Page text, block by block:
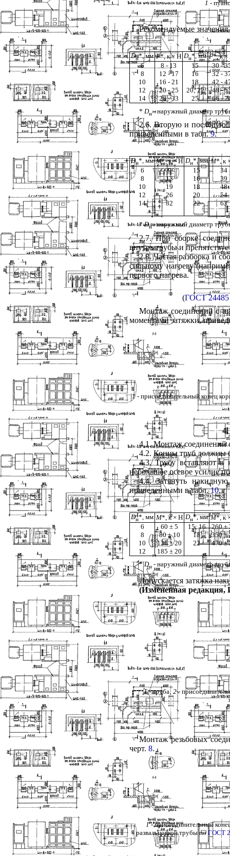
1 -
Рекомендуемые
Dн*, мм F*, к× Н Dн*, мм F*, к×
6
8 - 13 15
30 -
8
12 - 17 16
32 -
10
16 - 21 18
42 -
12
20 - 25 20; 22
48 -
14
28 - 33 25
66 -
* Dн- наружный диаметр
2.6. Вторую и
приведенными в табл.9.
Dн*, мм М*, к×Н Dн*, мм М*, к
6
9 15
34
8
13 16
39
10
19 18
48
12
26 20
54
14
32 22 63
*Dн- наружный диаметр
2.7. При сборке
внутрь трубы и
2.8. Частая разборка и
сильному нагреву
первого нагрева.
(ГОСТ 24485
Монтаж соединений с
моментами затяжки,
1- присоединительный конец
4.
4.1. Монтаж соединений
4.2. Концы труб должны
4.3. Трубу вставляют в
небольшое осевое усилие
4.4. Затянуть
приведенными в табл.10.
Dн*, мм М*, к× Н Dн*, мм М*, к
6
60 ± 5 15; 16
260 ±
8
80 ± 10 18 350±
10
135 ± 20 22 470±
12
185 ± 20
*Dн- наружный диаметр
Допускается затяжка
(Измененная
1- труба; 2-
Монтаж резьбовых
черт. 8.
1- присоединительный
развальцовкой трубы по ГОСТ